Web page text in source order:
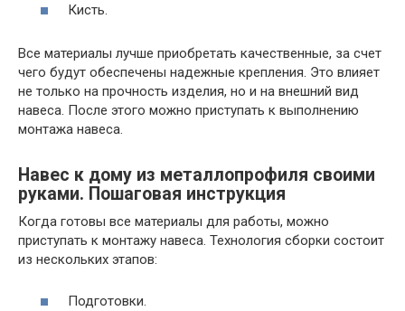
Кисть.
Все материалы лучше приобретать качественные, за счет
чего будут обеспечены надежные крепления. Это влияет
не только на прочность изделия, но и на внешний вид
навеса. После этого можно приступать к выполнению
монтажа навеса.
Навес к дому из металлопрофиля своими
руками. Пошаговая инструкция
Когда готовы все материалы для работы, можно
приступать к монтажу навеса. Технология сборки состоит
из нескольких этапов:
Подготовки.